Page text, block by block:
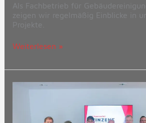
Als Fachbetrieb für
zeigen wir regelmäßig Einblicke in
Projekte.
Weiterlesen »
Generalvikar